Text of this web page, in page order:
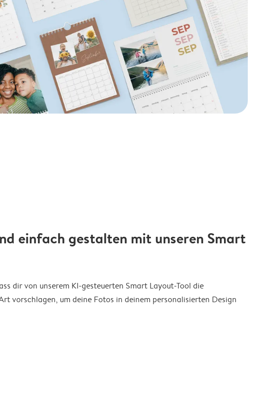
einfach gestalten mit unseren Smart
dir von unserem KI-gesteuerten Smart Layout-Tool die
vorschlagen, um deine Fotos in deinem personalisierten Design